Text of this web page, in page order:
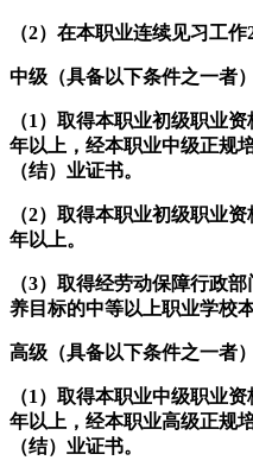
（2）在本职业连续见习工作
中级（具备以下条件之一者）
（1）取得本职业初级职业
年以上，经本职业中级正规
（结）业证书。
（2）取得本职业初级职业
年以上。
（3）取得经劳动保障行政
养目标的中等以上职业学校
高级（具备以下条件之一者）
（1）取得本职业中级职业
年以上，经本职业高级正规
（结）业证书。